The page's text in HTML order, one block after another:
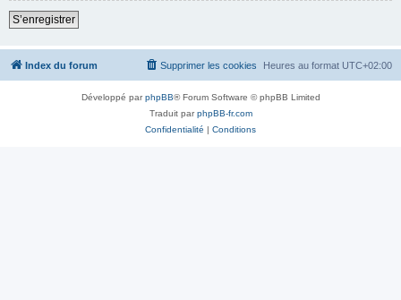
S’enregistrer
Index du forum Heures au format UTC+02:00
Supprimer les cookies
Développé parphpBB® Forum Software © phpBB Limited
Traduit parphpBB-fr.com
Confidentialité | Conditions